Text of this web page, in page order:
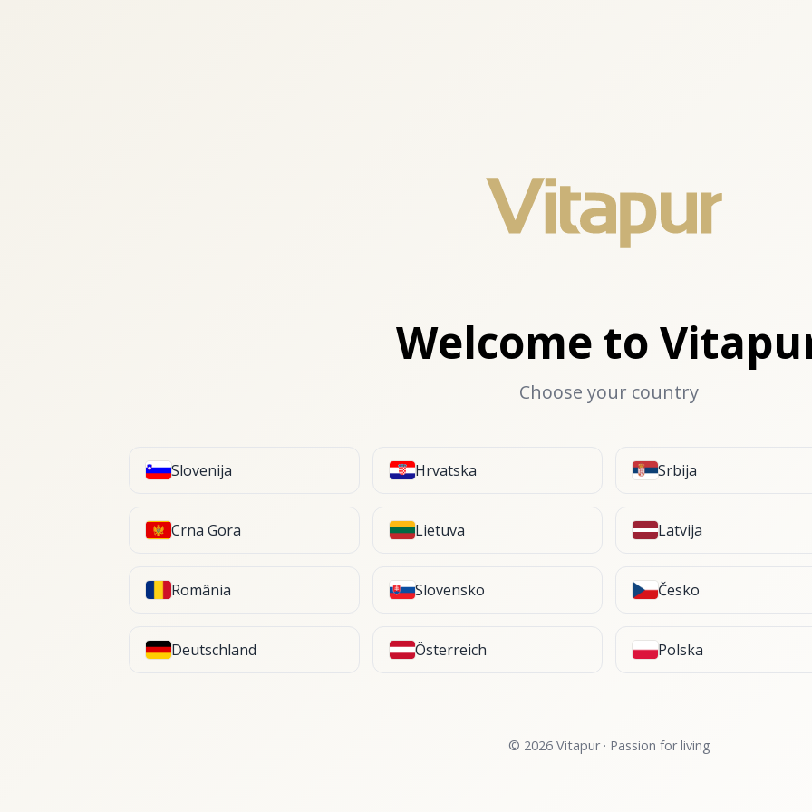
Welcome to
Choose your country
Slovenija Hrvatska Srbija
Crna Gora Lietuva Latvija
România Slovensko Česko
Deutschland Österreich Polska
© 2026 Vitapur · Passion for living